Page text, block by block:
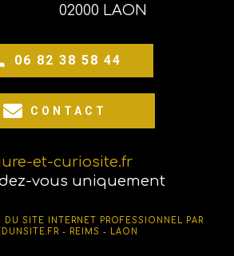
02000 LAON
06 82 38 58 44
CONTACT
et-curiosite.fr
vous uniquement
DU SITE INTERNET PROFESSIONNEL PAR
- REIMS - LAON